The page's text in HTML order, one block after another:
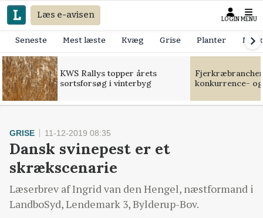
Læs e-avisen LOGIN MENU
Seneste Mest læste Kvæg Grise Planter
KWS Rallys topper årets
sortsforsøg i vinterbyg
konkurrence-
GRISE 11-12-2019 08:35
Dansk svinepest er et
skrækscenarie
Læserbrev af Ingrid van den Hengel, næstformand i
LandboSyd, Lendemark 3, Bylderup-Bov.